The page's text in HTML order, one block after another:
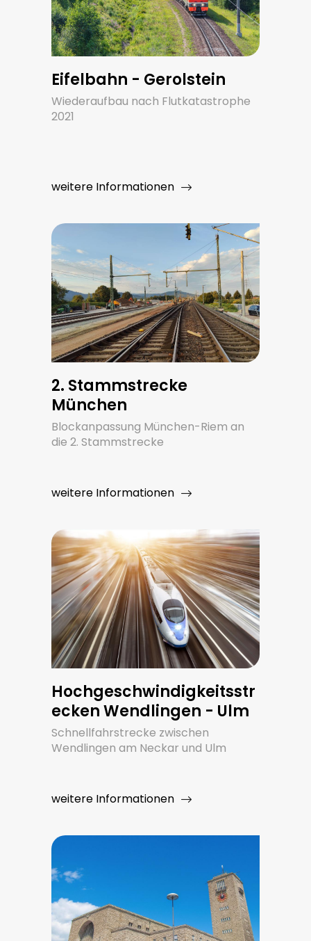
Eifelbahn - Gerolstein
Wiederaufbau nach Flutkatastrophe
2021
weitere Informationen
2. Stammstrecke
München
Blockanpassung München-Riem an
die 2. Stammstrecke
weitere Informationen
Hochgeschwindigkeitsstr
ecken Wendlingen - Ulm
Schnellfahrstrecke zwischen
Wendlingen am Neckar und Ulm
weitere Informationen